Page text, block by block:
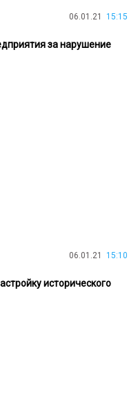
06.01.21 15:15
за нарушение
06.01.21 15:10
исторического